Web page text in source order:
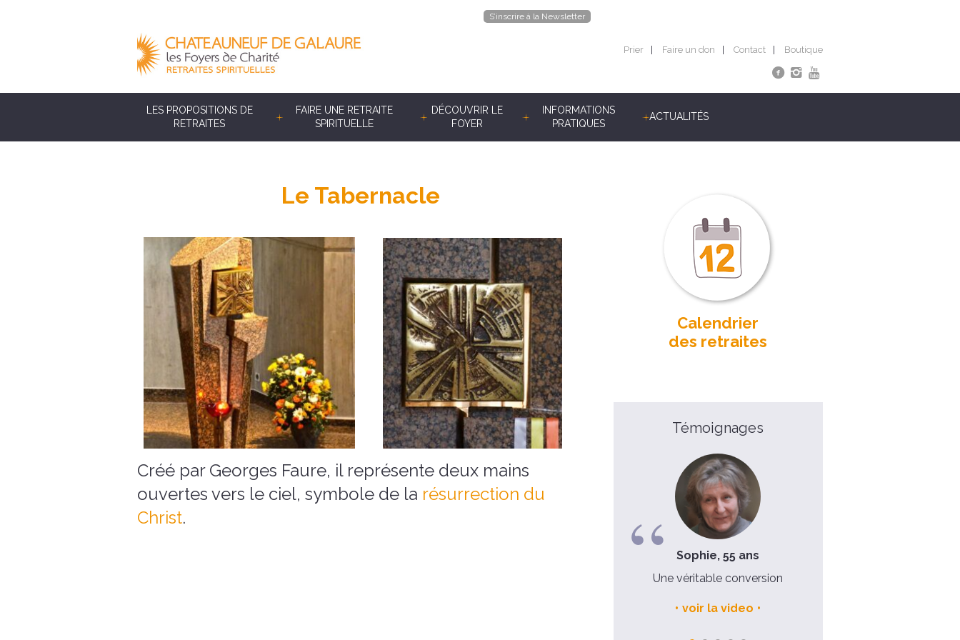
S’inscrire à la Newsletter
Prier Faire un don Contact Boutique
LES PROPOSITIONS DE
RETRAITES
FAIRE UNE RETRAITE
SPIRITUELLE
DÉCOUVRIR LE
FOYER
INFORMATIONS
PRATIQUES
ACTUALITÉS
Le Tabernacle
Créé par Georges Faure, il représente deux mains
ouvertes vers le ciel, symbole de la résurrection du
Christ.
Calendrier
des retraites
Témoignages
Sophie, 55 ans
Une véritable conversion
voir la video